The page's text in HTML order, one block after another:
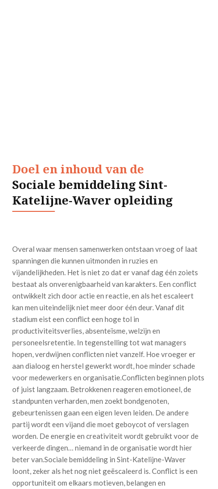
Doel en inhoud van de
Sociale bemiddeling Sint-
Katelijne-Waver opleiding
Overal waar mensen samenwerken ontstaan vroeg of laat
spanningen die kunnen uitmonden in ruzies en
vijandelijkheden. Het is niet zo dat er vanaf dag één zoiets
bestaat als onverenigbaarheid van karakters. Een conflict
ontwikkelt zich door actie en reactie, en als het escaleert
kan men uiteindelijk niet meer door één deur. Vanaf dit
stadium eist een conflict een hoge tol in
productiviteitsverlies, absenteïsme, welzijn en
personeelsretentie. In tegenstelling tot wat managers
hopen, verdwijnen conflicten niet vanzelf. Hoe vroeger er
aan dialoog en herstel gewerkt wordt, hoe minder schade
voor medewerkers en organisatie.Conflicten beginnen plots
of juist langzaam. Betrokkenen reageren emotioneel, de
standpunten verharden, men zoekt bondgenoten,
gebeurtenissen gaan een eigen leven leiden. De andere
partij wordt een vijand die moet geboycot of verslagen
worden. De energie en creativiteit wordt gebruikt voor de
verkeerde dingen… niemand in de organisatie wordt hier
beter van.Sociale bemiddeling in Sint-Katelijne-Waver
loont, zeker als het nog niet geëscaleerd is. Conflict is een
opportuniteit om elkaars motieven, belangen en